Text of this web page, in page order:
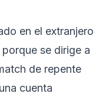
en el extranjero
se dirige a
de repente
cuenta